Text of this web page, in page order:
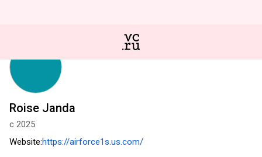
Roise Janda
с 2025
Website:https://airforce1s.us.com/